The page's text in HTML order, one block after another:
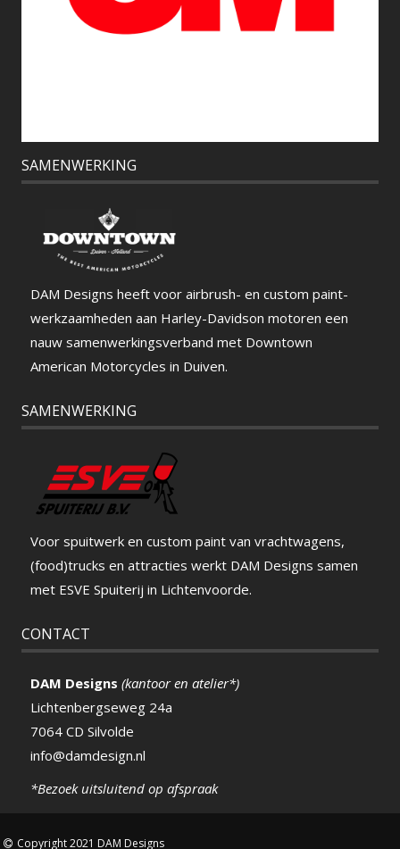
SAMENWERKING
DAM Designs heeft voor airbrush- en custom paint-
werkzaamheden aan Harley-Davidson motoren een
nauw samenwerkingsverband met Downtown
American Motorcycles in Duiven.
SAMENWERKING
Voor spuitwerk en custom paint van vrachtwagens,
(food)trucks en attracties werkt DAM Designs samen
met ESVE Spuiterij in Lichtenvoorde.
CONTACT
DAM Designs (kantoor en atelier*)
Lichtenbergseweg 24a
7064 CD Silvolde
info@damdesign.nl
*Bezoek uitsluitend op afspraak
Copyright 2021 DAM Designs